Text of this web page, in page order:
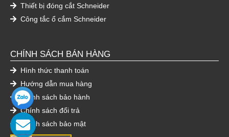
Thiết bị đóng cắt Schneider
Công tắc ổ cắm Schneider
CHÍNH SÁCH BÁN HÀNG
Hình thức thanh toán
Hướng dẫn mua hàng
Chính sách bảo hành
Chính sách đổi trả
Chính sách bảo mật